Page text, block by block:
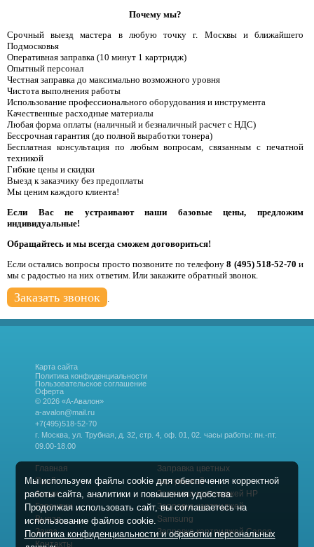
Почему мы?
Срочный выезд мастера в любую точку г. Москвы и ближайшего
Подмосковья
Оперативная заправка (10 минут 1 картридж)
Опытный персонал
Честная заправка до максимально возможного уровня
Чистота выполнения работы
Использование профессионального оборудования и инструмента
Качественные расходные материалы
Любая форма оплаты (наличный и безналичный расчет с НДС)
Бессрочная гарантия (до полной выработки тонера)
Бесплатная консультация по любым вопросам, связанным с печатной
техникой
Гибкие цены и скидки
Выезд к заказчику без предоплаты
Мы ценим каждого клиента!
Если Вас не устраивают наши базовые цены, предложим
индивидуальные!
Обращайтесь и мы всегда сможем договориться!
Если остались вопросы просто позвоните по телефону8 (495) 518-52-70 и
мы с радостью на них ответим. Или закажите обратный звонок.
Заказать звонок .
Карта сайта
Политика конфиденциальности
Пользовательское соглашение
Оферта
© 2026 «А-Авалон»
a-avalon@mail.ru
+7(495)518-52-70
г. Москва, ул. Трубная, д. 32, стр. 4, оф. 01, 02. часы работы: пн.-пт.
09.00-18.00
Главная
Прайс
Акции
Гарантии
Выезд
Заказ
Контакты
Заправка цветных
картриджей
Заправка картриджей HP
Заправка картриджей
Samsung
Заправка картриджей Canon
Мы используем файлы cookie для обеспечения корректной
работы сайта, аналитики и повышения удобства.
Продолжая использовать сайт, вы соглашаетесь на
использование файлов cookie.
Политика конфиденциальности и обработки персональных